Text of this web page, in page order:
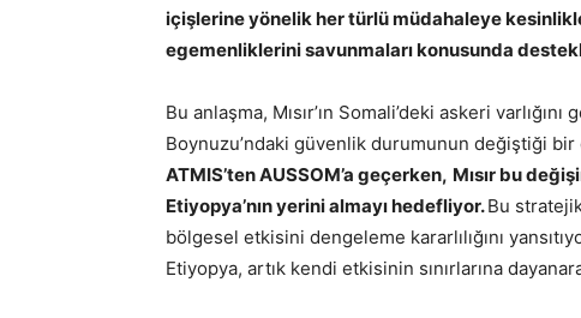
içişlerine yönelik her türlü müdahaleye
egemenliklerini savunmaları konusunda
Bu anlaşma, Mısır’ın Somali’deki askeri
Boynuzu’ndaki güvenlik durumunun değiştiği bir
ATMIS’ten AUSSOM’a geçerken, Mısır bu
Etiyopya’nın yerini almayı hedefliyor.Bu
bölgesel etkisini dengeleme kararlılığını
Etiyopya, artık kendi etkisinin sınırlarına